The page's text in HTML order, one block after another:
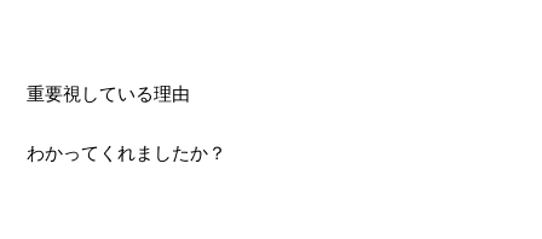
重要視している理由
わかってくれましたか？